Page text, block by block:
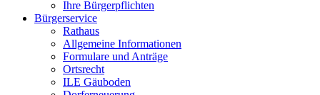
Ihre Bürgerpflichten
Bürgerservice
Rathaus
Allgemeine Informationen
Formulare und Anträge
Ortsrecht
ILE Gäuboden